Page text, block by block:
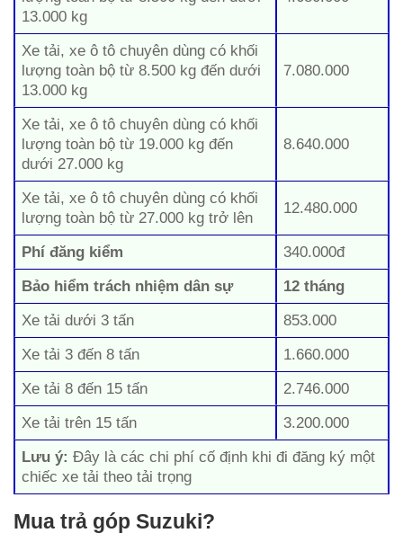
13.000 kg
Xe tải, xe ô tô chuyên dùng có khối
lượng toàn bộ từ 8.500 kg đến dưới
13.000 kg
7.080.000
Xe tải, xe ô tô chuyên dùng có khối
lượng toàn bộ từ 19.000 kg đến
dưới 27.000 kg
8.640.000
Xe tải, xe ô tô chuyên dùng có khối
lượng toàn bộ từ 27.000 kg trở lên
12.480.000
Phí đăng kiểm
340.000đ
Bảo hiểm trách nhiệm dân sự
12 tháng
Xe tải dưới 3 tấn
853.000
Xe tải 3 đến 8 tấn
1.660.000
Xe tải 8 đến 15 tấn
2.746.000
Xe tải trên 15 tấn
3.200.000
Lưu ý:Đây là các chi phí cố định khi đi đăng ký một
chiếc xe tải theo tải trọng
Mua trả góp Suzuki?